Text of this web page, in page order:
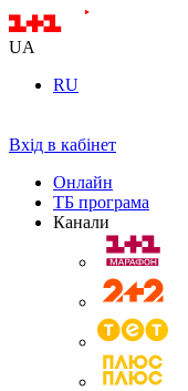
UA
RU
Вхід в кабінет
Онлайн
ТБ програма
Канали